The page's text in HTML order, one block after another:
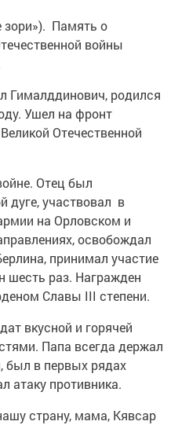
зори»). Память о
войны
Гималддинович, родился
Ушел на фронт
­Отечественной
Отец был
дуге, участвовал в
на Орловском и
освобождал
принимал участие
шесть раз. Награжден
Славы III степени.
вкусной и горячей
Папа всегда держал
был в первых рядах
атаку противника.
страну, мама, Кявсар